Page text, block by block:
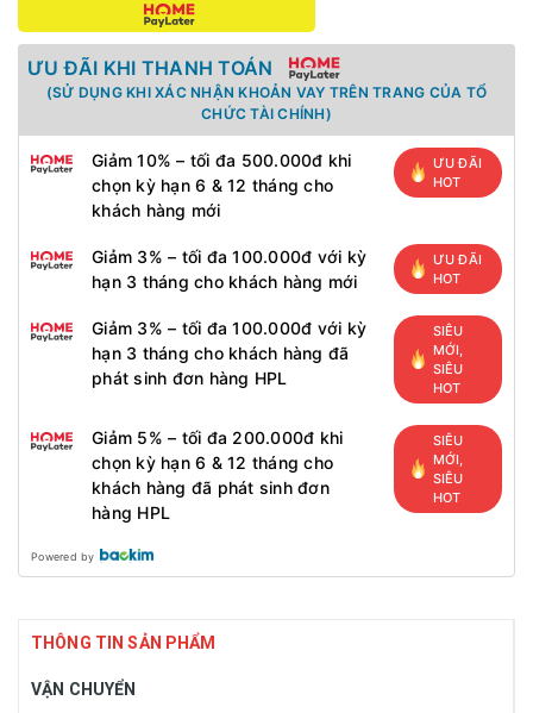
ƯU ĐÃI KHI THANH TOÁN
(SỬ DỤNG KHI XÁC NHẬN KHOẢN VAY TRÊN TRANG CỦA TỔ
CHỨC TÀI CHÍNH)
Giảm 10% – tối đa 500.000đ khi
chọn kỳ hạn 6 & 12 tháng cho
khách hàng mới
ƯU ĐÃI
HOT
Giảm 3% – tối đa 100.000đ với kỳ
hạn 3 tháng cho khách hàng mới
ƯU ĐÃI
HOT
Giảm 3% – tối đa 100.000đ với kỳ
hạn 3 tháng cho khách hàng đã
phát sinh đơn hàng HPL
SIÊU
MỚI,
SIÊU
HOT
Giảm 5% – tối đa 200.000đ khi
chọn kỳ hạn 6 & 12 tháng cho
khách hàng đã phát sinh đơn
hàng HPL
SIÊU
MỚI,
SIÊU
HOT
Powered by
THÔNG TIN SẢN PHẨM
VẬN CHUYỂN